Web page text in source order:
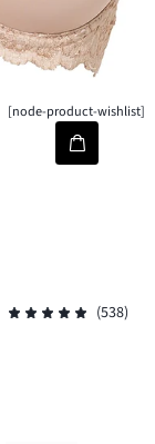
[node-product-wishlist]
(538)